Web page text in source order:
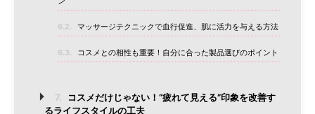
6.2. マッサージテクニックで血行促進、肌に活力を与える方法
6.3. コスメとの相性も重要！自分に合った製品選びのポイント
7.
コスメだけじゃない！“疲れて見える”印象を改善す
るライフスタイルの工夫